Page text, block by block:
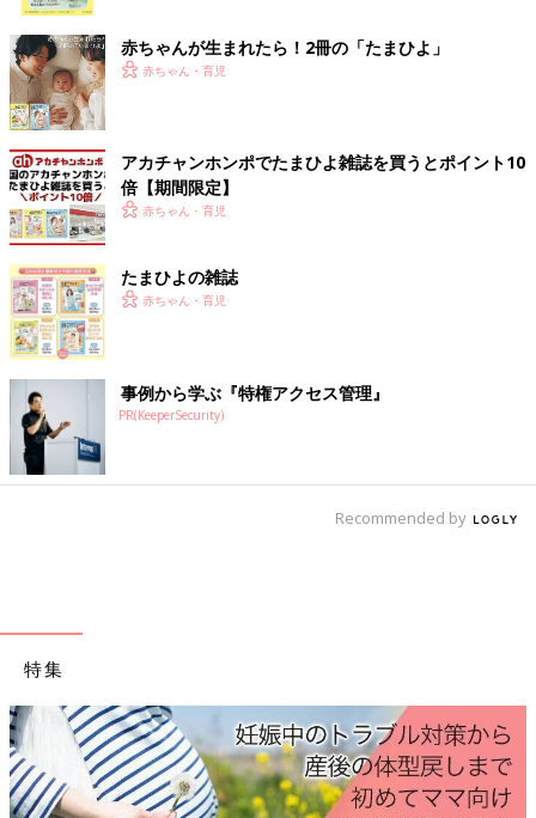
「まず初めに上の子と違うと感じたのは、新生児期に見られる原
ないことでした。産院
に入院中も10ml飲むのに毎回40分ぐらい
かかっていました。あまりに飲まないためNICUに入院すること
をすすめられたのですが、上の子のお世話を頼める人がいないの
で、ミルクの飲みぐらいならば家庭でどうにかなる！と思い、親
赤ちゃんが生まれたら！2冊の「たまひよ」
赤ちゃん・育児
アカチャンホンポでたまひよ雑誌を買うとポイント10
倍【期間限定】
赤ちゃん・育児
たまひよの雑誌
赤ちゃん・育児
事例から学ぶ『特権アクセス管理』
PR(KeeperSecurity)
Recommended by
特集